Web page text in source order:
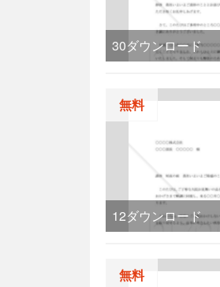
30ダウンロード
無料
12ダウンロード
無料